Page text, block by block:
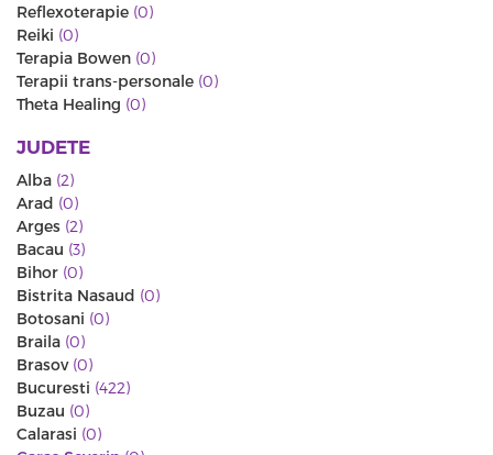
Reflexoterapie (0)
Reiki (0)
Terapia Bowen (0)
Terapii trans-personale (0)
Theta Healing (0)
JUDETE
Alba (2)
Arad (0)
Arges (2)
Bacau (3)
Bihor (0)
Bistrita Nasaud (0)
Botosani (0)
Braila (0)
Brasov (0)
Bucuresti (422)
Buzau (0)
Calarasi (0)